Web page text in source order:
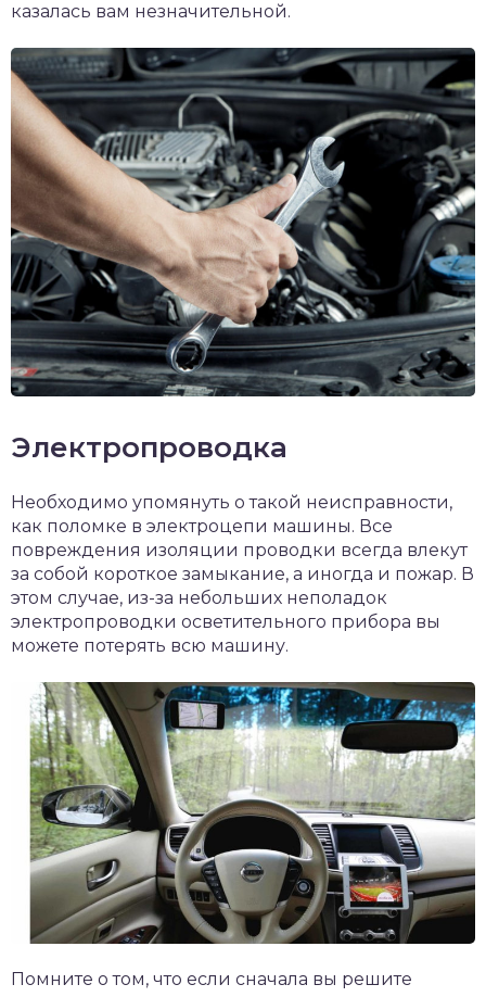
казалась вам незначительной.
Электропроводка
Необходимо упомянуть о такой неисправности,
как поломке в электроцепи машины. Все
повреждения изоляции проводки всегда влекут
за собой короткое замыкание, а иногда и пожар. В
этом случае, из-за небольших неполадок
электропроводки осветительного прибора вы
можете потерять всю машину.
Помните о том, что если сначала вы решите